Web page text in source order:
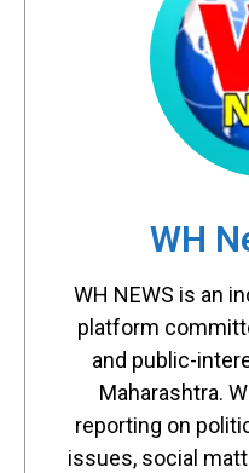
WH
WH NEWS is an
platform
and public-
Maharashtra.
reporting on
issues, social